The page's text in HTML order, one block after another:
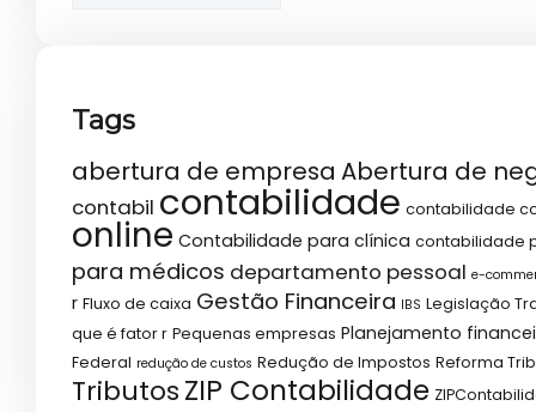
Tags
abertura de empresa Abertura de
contabil contabilidade contabilidade
online Contabilidade para clínica contabilidade
para médicos departamento pessoal e-
r Fluxo de caixa Gestão Financeira IBS Legislação
que é fator r Pequenas empresas Planejamento
Federal redução de custos Redução de Impostos Reforma
TributosZIP Contabilidade